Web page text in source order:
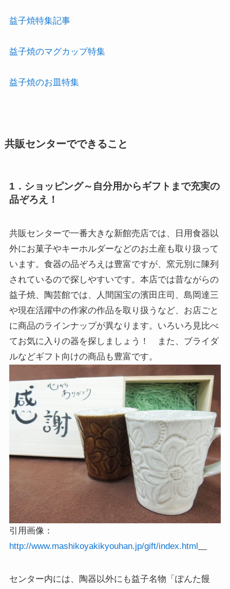
益子焼特集記事
益子焼のマグカップ特集
益子焼のお皿特集
共販センターでできること
1．ショッピング～自分用からギフトまで充実の
品ぞろえ！
共販センターで一番大きな新館売店では、日用食器以
外にお菓子やキーホルダーなどのお土産も取り扱って
います。食器の品ぞろえは豊富ですが、窯元別に陳列
されているので探しやすいです。本店では昔ながらの
益子焼、陶芸館では、人間国宝の濱田庄司、島岡達三
や現在活躍中の作家の作品を取り扱うなど、お店ごと
に商品のラインナップが異なります。いろいろ見比べ
てお気に入りの器を探しましょう！ また、ブライダ
ルなどギフト向けの商品も豊富です。
引用画像：
http://www.mashikoyakikyouhan.jp/gift/index.html
センター内には、陶器以外にも益子名物「ぽんた饅